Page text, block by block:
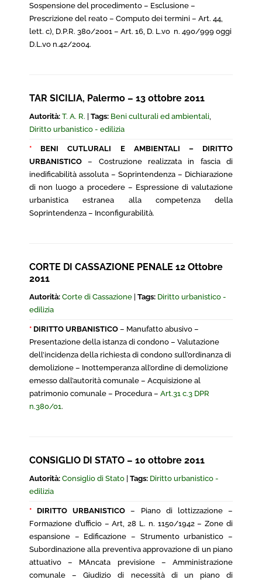
Sospensione del procedimento – Esclusione –
Prescrizione del reato – Computo dei termini – Art. 44,
lett. c), D.P.R. 380/2001 – Art. 16, D. L.vo n. 490/999 oggi
D.L.vo n.42/2004.
TAR SICILIA, Palermo – 13 ottobre 2011
Autorità: T. A. R. Tags: Beni culturali ed ambientali,
Diritto urbanistico - edilizia
* BENI CUTLURALI E AMBIENTALI – DIRITTO
URBANISTICO– Costruzione realizzata in fascia di
inedificabilità assoluta – Soprintendenza – Dichiarazione
di non luogo a procedere – Espressione di valutazione
urbanistica estranea alla competenza della
Soprintendenza – Inconfigurabilità.
CORTE DI CASSAZIONE PENALE 12 Ottobre
2011
Autorità: Corte di Cassazione Tags: Diritto urbanistico -
edilizia
* DIRITTO URBANISTICO – Manufatto abusivo –
Presentazione della istanza di condono – Valutazione
dell’incidenza della richiesta di condono sull’ordinanza di
demolizione – Inottemperanza all’ordine di demolizione
emesso dall’autorità comunale – Acquisizione al
patrimonio comunale – Procedura – Art.31 c.3 DPR
n.380/01.
CONSIGLIO DI STATO – 10 ottobre 2011
Autorità: Consiglio di Stato Tags: Diritto urbanistico -
edilizia
* DIRITTO URBANISTICO – Piano di lottizzazione –
Formazione d’ufficio – Art, 28 L. n. 1150/1942 – Zone di
espansione – Edificazione – Strumento urbanistico –
Subordinazione alla preventiva approvazione di un piano
attuativo – MAncata previsione – Amministrazione
comunale – Giudizio di necessità di un piano di